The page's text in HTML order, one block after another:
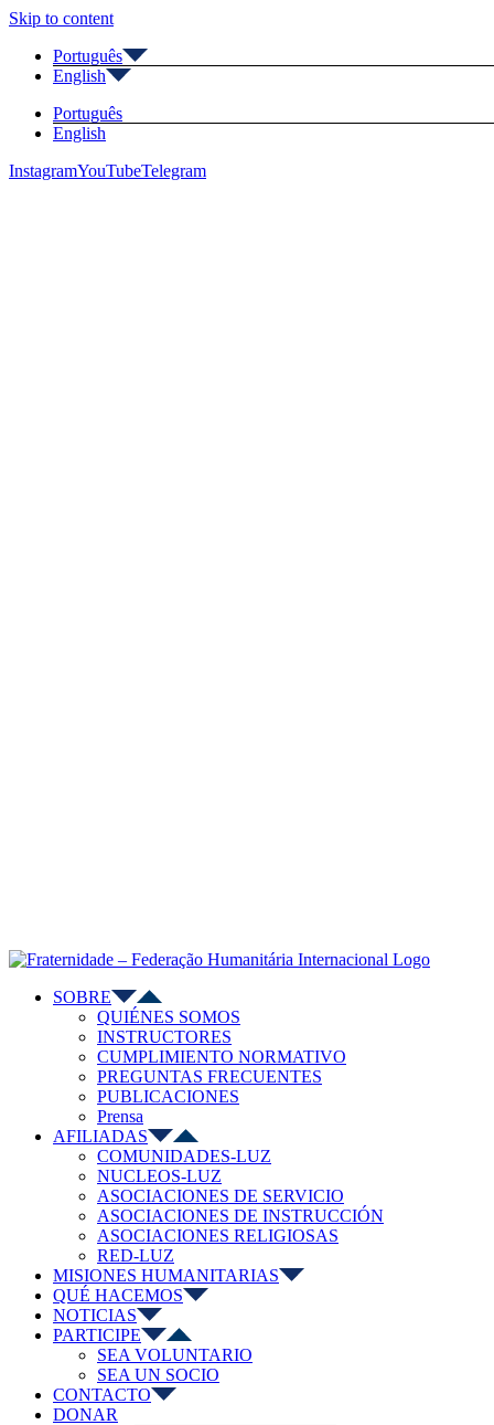
Skip to content
Português
English
Português
English
InstagramYouTubeTelegram
SOBRE
QUIÉNES SOMOS
INSTRUCTORES
CUMPLIMIENTO NORMATIVO
PREGUNTAS FRECUENTES
PUBLICACIONES
Prensa
AFILIADAS
COMUNIDADES-LUZ
NUCLEOS-LUZ
ASOCIACIONES DE SERVICIO
ASOCIACIONES DE INSTRUCCIÓN
ASOCIACIONES RELIGIOSAS
RED-LUZ
MISIONES HUMANITARIAS
QUÉ HACEMOS
NOTICIAS
PARTICIPE
SEA VOLUNTARIO
SEA UN SOCIO
CONTACTO
DONAR